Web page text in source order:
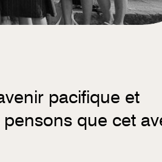
pacifique et
que cet